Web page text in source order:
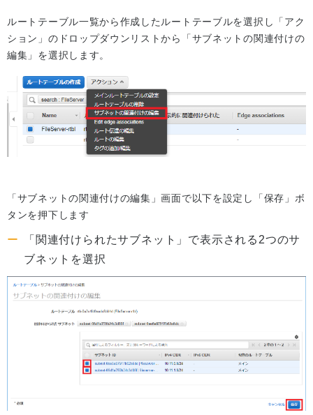
ルートテーブル一覧から作成したルートテーブルを選択し「アク
ション」のドロップダウンリストから「サブネットの関連付けの
編集」を選択します。
「サブネットの関連付けの編集」画面で以下を設定し「保存」ボ
タンを押下します
「関連付けられたサブネット」で表示される2つのサ
ブネットを選択